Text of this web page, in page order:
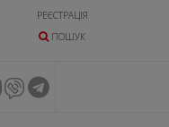
РЕЄСТРАЦІЯ
ПОШУК